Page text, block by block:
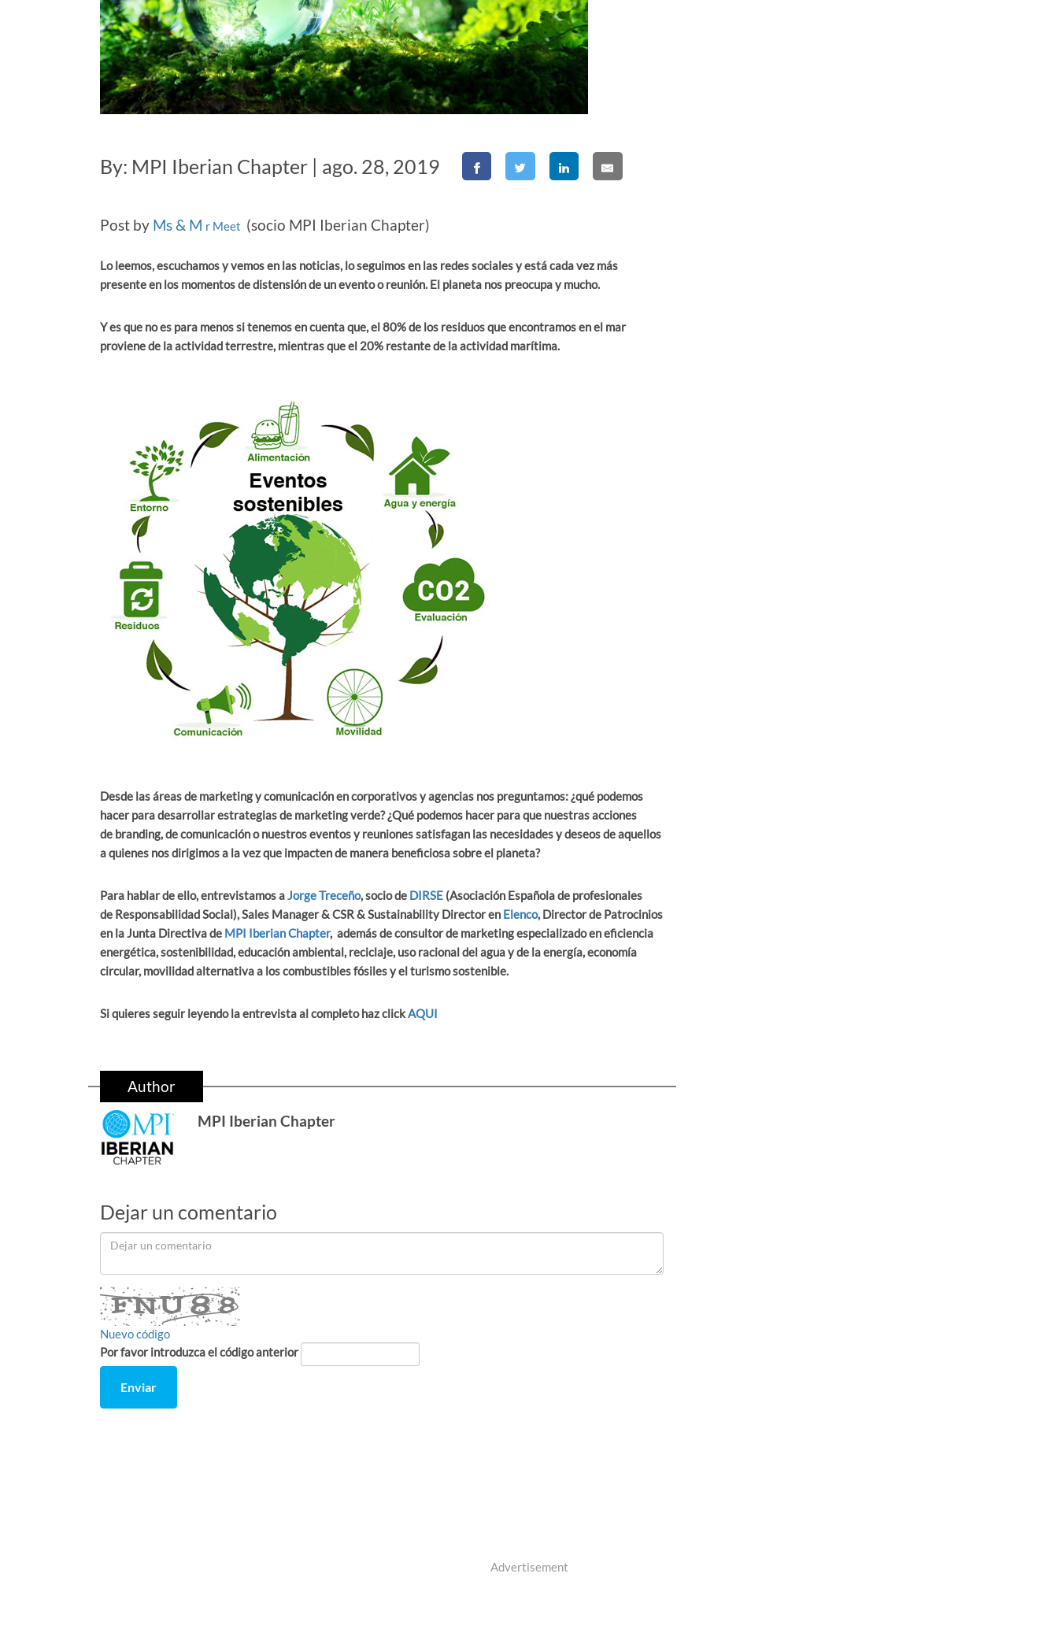
By: MPI Iberian Chapter | ago. 28, 2019
Post by Ms & M r Meet (socio MPI Iberian Chapter)
Lo leemos, escuchamos y vemos en las noticias, lo seguimos en las redes sociales y está cada vez más
presente en los momentos de distensión de un evento o reunión. El planeta nos preocupa y mucho.
Y es que no es para menos si tenemos en cuenta que, el 80% de los residuos que encontramos en el mar
proviene de la actividad terrestre, mientras que el 20% restante de la actividad marítima.
Desde las áreas de marketing y comunicación en corporativos y agencias nos preguntamos: ¿qué podemos
hacer para desarrollar estrategias de marketing verde? ¿Qué podemos hacer para que nuestras acciones
de branding, de comunicación o nuestros eventos y reuniones satisfagan las necesidades y deseos de aquellos
a quienes nos dirigimos a la vez que impacten de manera beneficiosa sobre el planeta?
Para hablar de ello, entrevistamos aJorge Treceño, socio de DIRSE (Asociación Española de profesionales
de Responsabilidad Social), Sales Manager & CSR & Sustainability Director en Elenco, Director de Patrocinios
en la Junta Directiva de MPI Iberian Chapter, además de consultor de marketing especializado en eficiencia
energética, sostenibilidad, educación ambiental, reciclaje, uso racional del agua y de la energía, economía
circular, movilidad alternativa a los combustibles fósiles y el turismo sostenible.
Si quieres seguir leyendo la entrevista al completo haz clickAQUI
Author
MPI Iberian Chapter
Dejar un comentario
Dejar
comentario
Nuevo código
Por favor introduzca el código anterior
Enviar
Advertisement